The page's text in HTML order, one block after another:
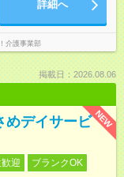
詳細へ
介護事業部
掲載日：2026.08.06
NEW
めデイサービ
迎
ブランクOK